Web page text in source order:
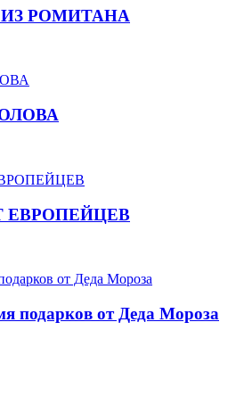
РОМИТАНА
ЕВРОПЕЙЦЕВ
подарков от Деда Мороза